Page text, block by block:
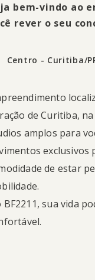
bem-vindo ao
rever o seu
Centro - Curitiba/
de Curitiba,
amplos para
exclusivos
de estar
BF2211, sua vida